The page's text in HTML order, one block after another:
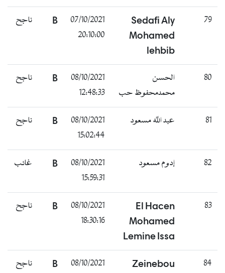
79
Sedafi Aly
Mohamed
lehbib
07/10/2021
20:10:00
B ناجح
80
الحسن
محمدمحفوظ حب
08/10/2021
12:48:33
B ناجح
81 عبد الله مسعود
08/10/2021
15:02:44
B ناجح
82 إدوم مسعود
08/10/2021
15:59:31
B غائب
83
El Hacen
Mohamed
Lemine Issa
08/10/2021
18:30:16
B ناجح
84
Zeinebou
08/10/2021
B ناجح